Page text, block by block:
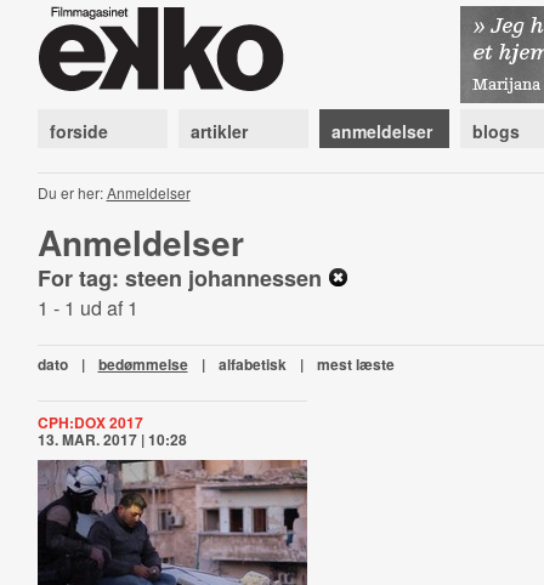
forside artikler anmeldelser blogs
Du er her:Anmeldelser
Anmeldelser
For tag: steen johannessen
1 - 1 ud af 1
dato | bedømmelse | alfabetisk | mest læste
CPH:DOX 2017
13. MAR. 2017 | 10:28